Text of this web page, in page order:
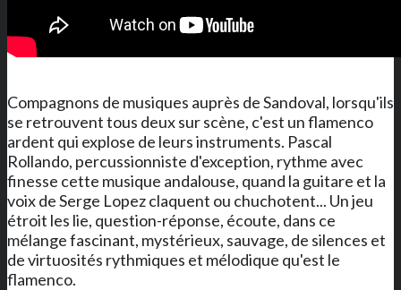
Compagnons de musiques auprès de Sandoval, lorsqu'ils
se retrouvent tous deux sur scène, c'est un flamenco
ardent qui explose de leurs instruments. Pascal
Rollando, percussionniste d'exception, rythme avec
finesse cette musique andalouse, quand la guitare et la
voix de Serge Lopez claquent ou chuchotent... Un jeu
étroit les lie, question-réponse, écoute, dans ce
mélange fascinant, mystérieux, sauvage, de silences et
de virtuosités rythmiques et mélodique qu'est le
flamenco.